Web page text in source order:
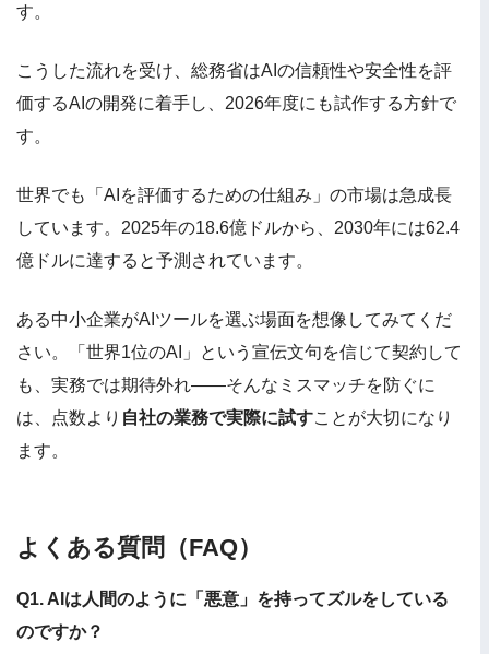
す。
こうした流れを受け、総務省はAIの信頼性や安全性を評
価するAIの開発に着手し、2026年度にも試作する方針で
す。
世界でも「AIを評価するための仕組み」の市場は急成長
しています。2025年の18.6億ドルから、2030年には62.4
億ドルに達すると予測されています。
ある中小企業がAIツールを選ぶ場面を想像してみてくだ
さい。「世界1位のAI」という宣伝文句を信じて契約して
も、実務では期待外れ――そんなミスマッチを防ぐに
は、点数より 自社の業務で実際に試すことが大切になり
ます。
よくある質問（FAQ）
Q1. AIは人間のように「悪意」を持ってズルをしている
のですか？